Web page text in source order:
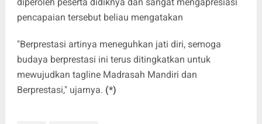
pencapaian tersebut beliau mengatakan
"Berprestasi artinya meneguhkan jati diri, semoga
budaya berprestasi ini terus ditingkatkan untuk
mewujudkan tagline Madrasah Mandiri dan
Berprestasi," ujarnya. (*)